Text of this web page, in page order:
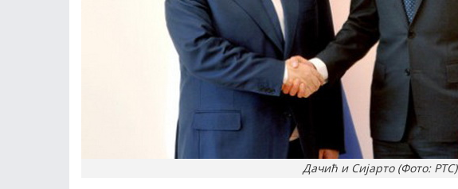
Дачић и Сијарто (Фото: РТС)